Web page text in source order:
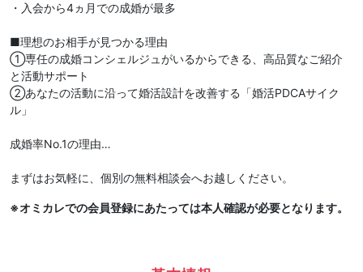
・入会から4ヵ月での成婚が最多
■理想のお相手が見つかる理由
①専任の成婚コンシェルジュがいるからできる、高品質なご紹介
と活動サポート
②あなたの活動に沿って婚活設計を改善する「婚活PDCAサイク
ル」
成婚率No.1の理由…
まずはお気軽に、個別の無料相談会へお越しください。
※オミカレでの会員登録にあたっては本人確認が必要となります。